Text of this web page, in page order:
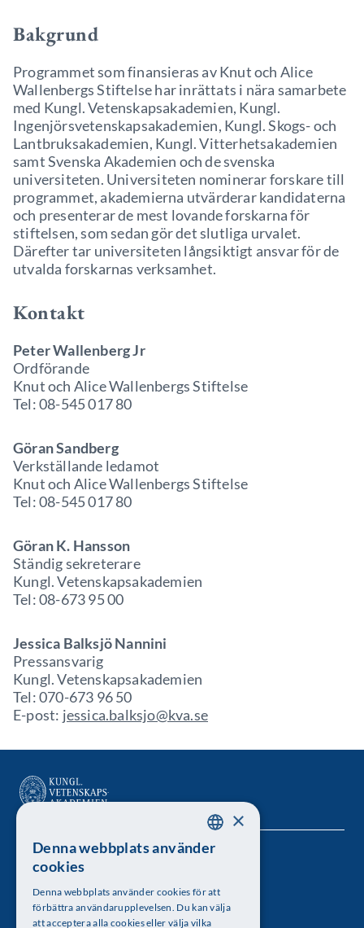
Bakgrund
Programmet som finansieras av Knut och Alice
Wallenbergs Stiftelse har inrättats i nära samarbete
med Kungl. Vetenskapsakademien, Kungl.
Ingenjörsvetenskapsakademien, Kungl. Skogs- och
Lantbruksakademien, Kungl. Vitterhetsakademien
samt Svenska Akademien och de svenska
universiteten. Universiteten nominerar forskare till
programmet, akademierna utvärderar kandidaterna
och presenterar de mest lovande forskarna för
stiftelsen, som sedan gör det slutliga urvalet.
Därefter tar universiteten långsiktigt ansvar för de
utvalda forskarnas verksamhet.
Kontakt
Peter Wallenberg Jr
Ordförande
Knut och Alice Wallenbergs Stiftelse
Tel: 08-545 017 80
Göran Sandberg
Verkställande ledamot
Knut och Alice Wallenbergs Stiftelse
Tel: 08-545 017 80
Göran K. Hansson
Ständig sekreterare
Kungl. Vetenskapsakademien
Tel: 08-673 95 00
Jessica Balksjö Nannini
Pressansvarig
Kungl. Vetenskapsakademien
Tel: 070-673 96 50
E-post: jessica.balksjo@kva.se
Kungl. Vetenskapsakademien
Besöksadress: Lilla Frescativägen 4A
Telefon: 08-673 95 00
SWEDISH
×
Denna webbplats använder
cookies
Denna webbplats använder cookies för att
förbättra användarupplevelsen. Du kan välja
att acceptera alla cookies eller välja vilka